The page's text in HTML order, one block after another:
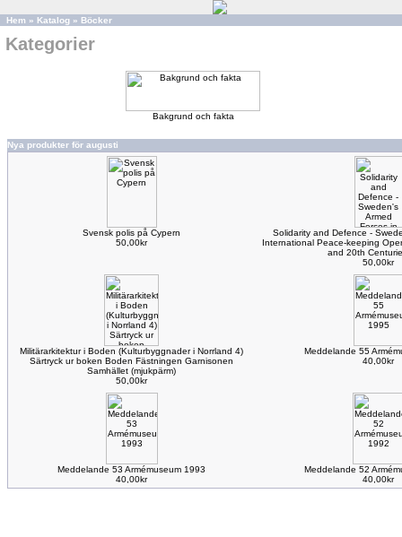
Hem » Katalog » Böcker
Kategorier
Bakgrund och fakta
Nya produkter för augusti
Svensk polis på Cypern
50,00kr
Solidarity and Defence -
International Peace-keeping
and 20th
50,00kr
Militärarkitektur i Boden (Kulturbyggnader i Norrland 4)
Särtryck ur boken Boden Fästningen Garnisonen
Samhället (mjukpärm)
50,00kr
Meddelande 55
40,00kr
Meddelande 53 Armémuseum 1993
40,00kr
Meddelande 52
40,00kr